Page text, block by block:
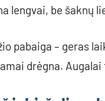
lengvai, be šaknų
pabaiga – geras
drėgna.